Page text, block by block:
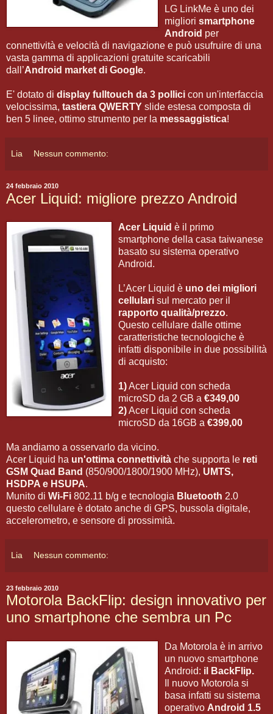
LG LinkMe è uno dei
migliori smartphone
Android per
connettività e velocità di navigazione e può usufruire di una
vasta gamma di applicazioni gratuite scaricabili
dall’Android market di Google.
E' dotato di display fulltouch da 3 pollici con un'interfaccia
velocissima, tastiera QWERTY slide estesa composta di
ben 5 linee, ottimo strumento per la messaggistica!
Lia Nessun commento:
24 febbraio 2010
Acer Liquid: migliore prezzo Android
Acer Liquid è il primo
smartphone della casa taiwanese
basato su sistema operativo
Android.
L’Acer Liquid è uno dei migliori
cellulari sul mercato per il
rapporto qualità/prezzo.
Questo cellulare dalle ottime
caratteristiche tecnologiche è
infatti disponibile in due possibilità
di acquisto:
1)Acer Liquid con scheda
microSD da 2 GB a €349,00
2)Acer Liquid con scheda
microSD da 16GB a €399,00
Ma andiamo a osservarlo da vicino.
Acer Liquid ha un'ottima connettività che supporta le reti
GSM Quad Band (850/900/1800/1900 MHz), UMTS,
HSDPA e HSUPA.
Munito di Wi-Fi 802.11 b/g e tecnologia Bluetooth 2.0
questo cellulare è dotato anche di GPS, bussola digitale,
accelerometro, e sensore di prossimità.
Lia Nessun commento:
23 febbraio 2010
Motorola BackFlip: design innovativo per
uno smartphone che sembra un Pc
Da Motorola è in arrivo
un nuovo smartphone
Android: il BackFlip.
Il nuovo Motorola si
basa infatti su sistema
operativo Android 1.5